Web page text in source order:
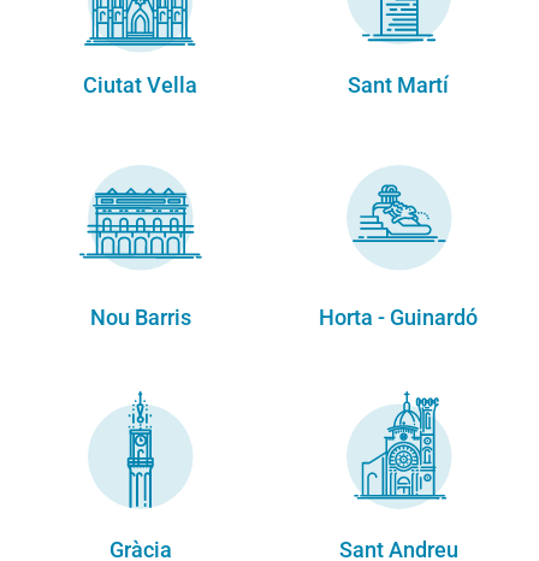
Ciutat Vella Sant Martí
Nou Barris Horta - Guinardó
Gràcia Sant Andreu